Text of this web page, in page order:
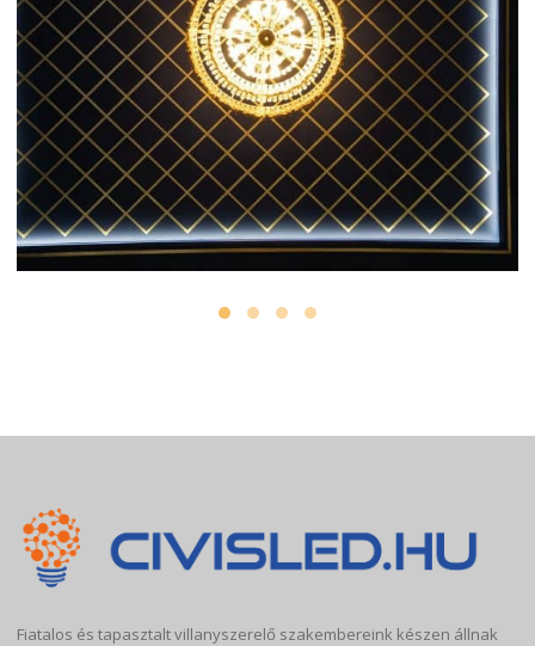
Fiatalos és tapasztalt villanyszerelő szakembereink készen állnak